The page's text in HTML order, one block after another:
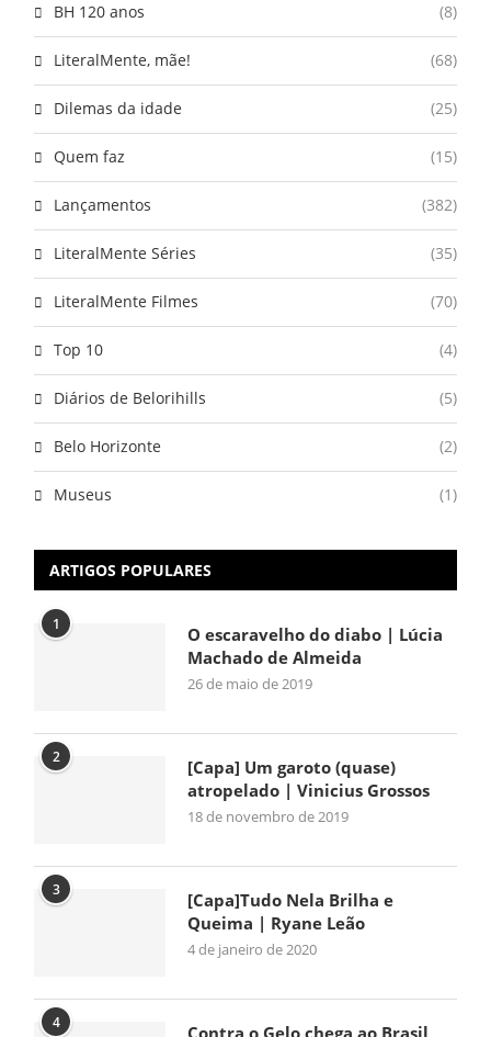
BH 120 anos (8)
LiteralMente, mãe! (68)
Dilemas da idade (25)
Quem faz (15)
Lançamentos (382)
LiteralMente Séries (35)
LiteralMente Filmes (70)
Top 10 (4)
Diários de Belorihills (5)
Belo Horizonte (2)
Museus (1)
ARTIGOS POPULARES
1
O escaravelho do diabo | Lúcia
Machado de Almeida
26 de maio de 2019
2
[Capa] Um garoto (quase)
atropelado | Vinicius Grossos
18 de novembro de 2019
3
[Capa]Tudo Nela Brilha e
Queima | Ryane Leão
4 de janeiro de 2020
4 Contra o Gelo chega ao Brasil